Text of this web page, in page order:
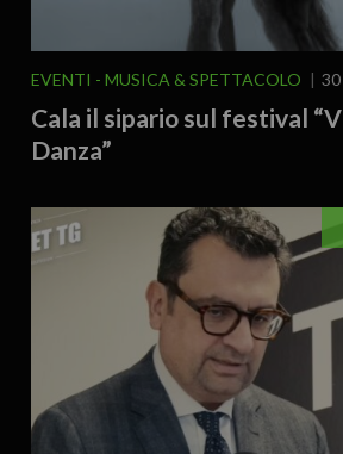
EVENTI MUSICA & SPETTACOLO 30
Cala il sipario sul festival
Danza”